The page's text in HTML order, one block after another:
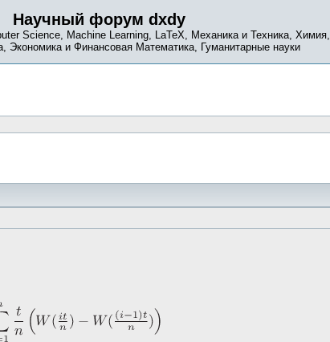
Научный форум dxdy
Science, Machine Learning, LaTeX, Механика и Техника, Химия,
Экономика и Финансовая Математика, Гуманитарные науки